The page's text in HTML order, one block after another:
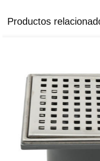
Siempre Nos Dedicamos A
De Producción, Hemos
Desarrollo De Moldes E
Avanzados.
"Nada Es Mejor, Sólo Mejor".
Sinceramente Dispuestas A
Productos